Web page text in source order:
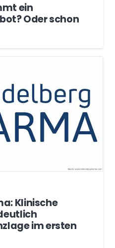
ein
Oder schon
Klinische
im ersten